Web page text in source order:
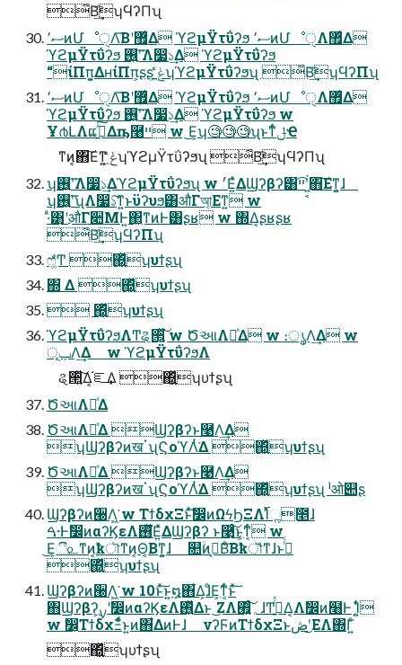
͋Β͢͡ʮϤʔΠʯ
ސ٬ͷՄೳੑΛ͞Βʹ޿͛Δ ϓϩμΫτΰʔϧ ސ٬ͷՄೳੑΛ޿͛Δ
ϓϩμΫτΰʔϧ ࢖͍ʹ͘͞Λ෷১͢Δ ϓϩμΫτΰʔϧ
“ίΠπ͕͍ΔʜίΠπ͕ʂʂ ݟ͖͑ͯͨʮϓϩμΫτΰʔϧʯ ͋Β͢͡ʮϤʔΠʯ
ސ٬ͷՄೳੑΛ͞Βʹ޿͛Δ ϓϩμΫτΰʔϧ ސ٬ͷՄೳੑΛ޿͛Δ
ϓϩμΫτΰʔϧ ࢖͍ʹ͘͞Λ෷১͢Δ ϓϩμΫτΰʔϧ w
Ұ൪ԼΛແࢹ͍ͯ͠Δҧ࿨ײ w ͜Ε͕ʮ🧐🧐🧐ʯͱͳͬͨݪҼ
ͳͷ͔΋͠Εͳ͍ ݟ͖͑ͯͨʮϓϩμΫτΰʔϧʯ ͋Β͢͡ʮϤʔΠʯ
ʮ࢖͍ʹ͘͞Λ෷১͢ΔϓϩμΫτΰʔϧʯ w ׳Ε͍ͯΔϢʔβʔ͸ײ͡ʹ͍͔͘΋͠Εͳ͍͕ɺ
ʮ࢖͍ʹ͘͞ʯΛ෷১͠ͳ͍ͱϋʔυϧ͸औΓআ͔Εͳ͍ w
·ͣ͸͜͜ʹऔΓ૊ΜͰ͍͘΂͖ͳͷͰ͸ʂʁ w ΍Δ͔ʂʁʂʁ
͋Β͢͡ʮϤʔΠʯ
ෆ͚҆ͩͲ ΍͍͖ͬͯʮυϯʂʯ
΍ Δ ΍͍͖ͬͯʮυϯʂʯ
 ΍͍͖ͬͯʮυϯʂʯ
ϓϩμΫτΰʔϧΛͲ͏ୡ੒͍͔ͯ͘͠ w ԾઆΛཱͯΔ w ։ൃΛ͢Δ w
ݕূΛ͢Δ w ϓϩμΫτΰʔϧΛ
ୡ੒͍ͯ͠Δ͔֬ೝ͢Δ ΍͍͖ͬͯʮυϯʂʯ
ԾઆΛཱͯΔ
ԾઆΛཱͯΔ Ϣʔβʔͱ࿩Λ͢Δ
ʮϢʔβʔͷखॱʯϚοϓΛͭ͘Δ ΍͍͖ͬͯʮυϯʂʯ
ԾઆΛཱͯΔ Ϣʔβʔͱ࿩Λ͢Δ
ʮϢʔβʔͷखॱʯϚοϓΛͭ͘Δ ΍͍͖ͬͯʮυϯʂʯ ˡओ୊ʂ
Ϣʔβʔͷ੠Λ͖͘ w ΤϯδχΞͱͯࣗ͠෼ͷΩϟϦΞΛ࢝Ίͯૣ೥ɺ
ࠓ·Ͱࣗ෼ͷαʔϏεΛ࢖ͬͯ͘Ε͍ͯΔϢʔβʔ ͱ࿩ͨ͜͠ͱ͕ͳ͔ͬͨ w
͜Ε͕ී௨ͳͷ͔ҟৗͳͷ͔Θ͔Βͳ͍͕ɺ ௚ۙͷࢲ͔Βͨ͠Βҟৗͩͳɺͱࢥͬͨ
΍͍͖ͬͯʮυϯʂʯ
Ϣʔβʔͷ੠Λ͖͘ w 10ͱͯ͠ͱ͍͏໘΋͋Δ͕ɺͦΕ͕ͳ͔ͬͨͱͯ͠
΋Ϣʔβʔ͕࣮ࡍʹࣗ෼ͷαʔϏεΛ࢖͍ͬͯΔͱ ͜ΖΛ؍࡯͍ͨ͠ɺͲ͏ࢥ͍ͬͯΔ͔Λࣗ෼ͷ໨Ͱ ͔֬Ί͍ͨ
w ࣗ෼͕ΤϯδχΞͩͬͨͱ͍͏ͷ΋͋ΔͷͰɺ νʔϜͷΤϯδχΞͱڞʹ͜ΕΛ΍Γ͍ͨ
΍͍͖ͬͯʮυϯʂʯ